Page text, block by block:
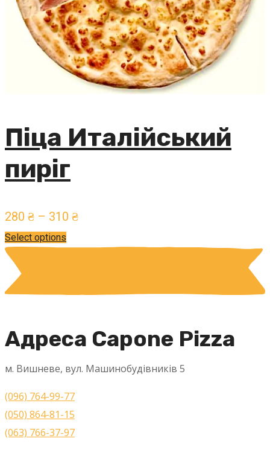
Піца Италійський
пиріг
280 ₴ – 310 ₴
Select options
Адреса Capone Pizza
м. Вишневе, вул. Машинобудівників 5
(096) 764-99-77
(050) 864-81-15
(063) 766-37-97